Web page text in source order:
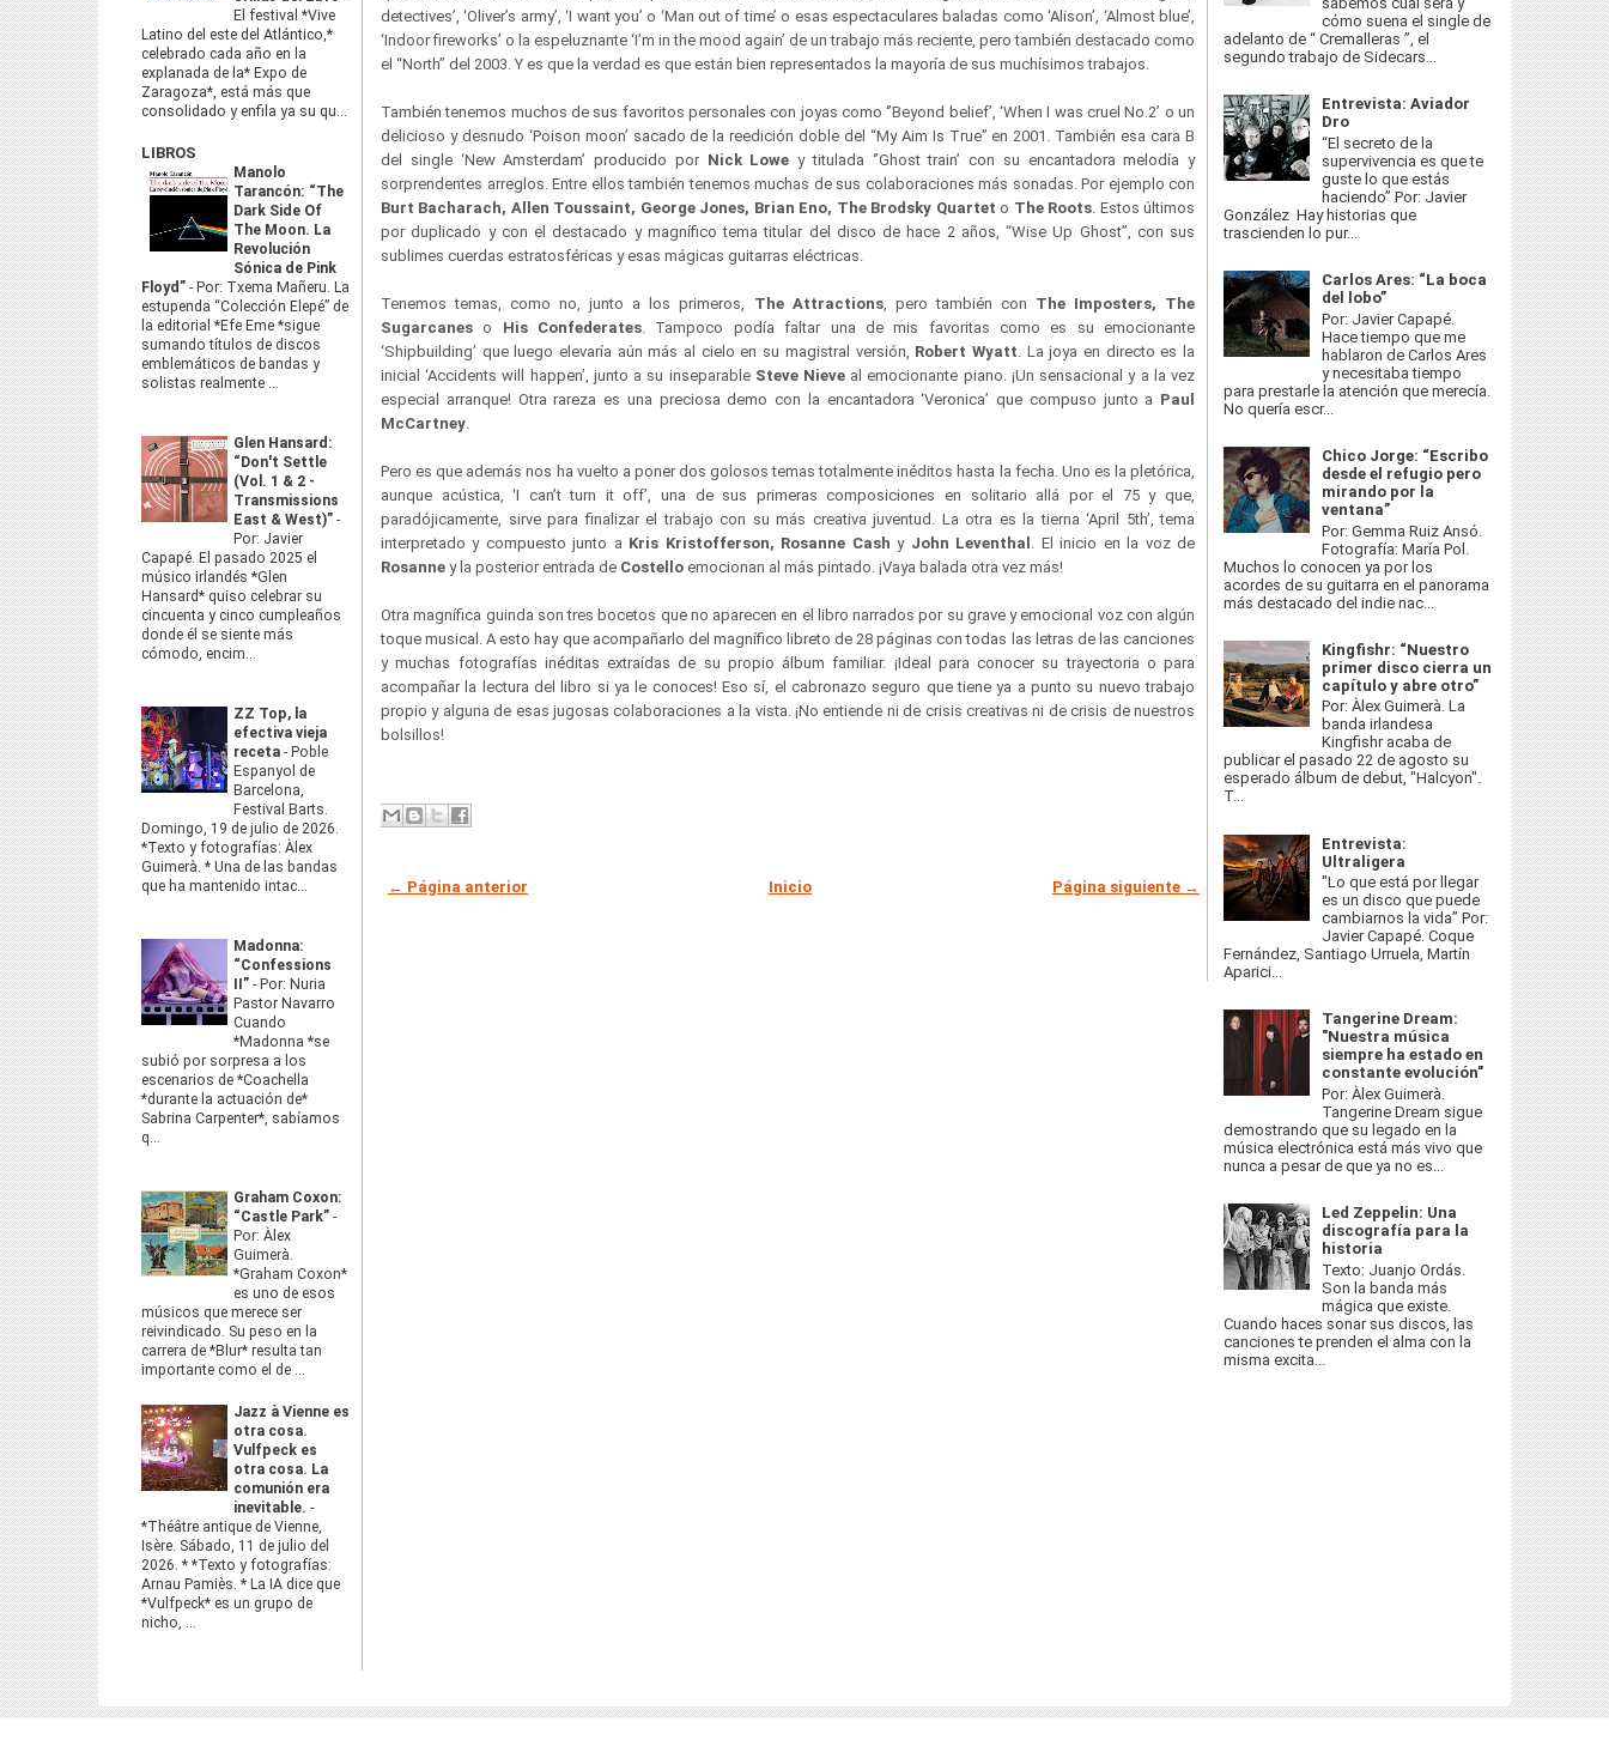
El festival *Vive
Latino del este del Atlántico,*
celebrado cada año en la
explanada de la* Expo de
Zaragoza*, está más que
consolidado y enfila ya su qu...
LIBROS
Manolo
Tarancón: “The
Dark Side Of
The Moon. La
Revolución
Sónica de Pink
Floyd” - Por: Txema Mañeru. La
estupenda “Colección Elepé” de
la editorial *Efe Eme *sigue
sumando títulos de discos
emblemáticos de bandas y
solistas realmente ...
Glen Hansard:
“Don't Settle
(Vol. 1 & 2 -
Transmissions
East & West)” -
Por: Javier
Capapé. El pasado 2025 el
músico irlandés *Glen
Hansard* quiso celebrar su
cincuenta y cinco cumpleaños
donde él se siente más
cómodo, encim...
ZZ Top, la
efectiva vieja
receta - Poble
Espanyol de
Barcelona,
Festival Barts.
Domingo, 19 de julio de 2026.
*Texto y fotografías: Àlex
Guimerà. * Una de las bandas
que ha mantenido intac...
Madonna:
“Confessions
II” - Por: Nuria
Pastor Navarro
Cuando
*Madonna *se
subió por sorpresa a los
escenarios de *Coachella
*durante la actuación de*
Sabrina Carpenter*, sabíamos
q...
Graham Coxon:
“Castle Park” -
Por: Àlex
Guimerà.
*Graham Coxon*
es uno de esos
músicos que merece ser
reivindicado. Su peso en la
carrera de *Blur* resulta tan
importante como el de ...
Jazz à Vienne es
otra cosa.
Vulfpeck es
otra cosa. La
comunión era
inevitable. -
*Théâtre antique de Vienne,
Isère. Sábado, 11 de julio del
2026. * *Texto y fotografías:
Arnau Pamiès. * La IA dice que
*Vulfpeck* es un grupo de
nicho, ...
detectives’, ‘Oliver’s army’, ‘I want you’ o ‘Man out of time’ o esas espectaculares baladas como ‘Alison’, ‘Almost blue’,
‘Indoor fireworks’ o la espeluznante ‘I’m in the mood again’ de un trabajo más reciente, pero también destacado como
el “North” del 2003. Y es que la verdad es que están bien representados la mayoría de sus muchísimos trabajos.
También tenemos muchos de sus favoritos personales con joyas como ‘’Beyond belief’, ‘When I was cruel No.2’ o un
delicioso y desnudo ‘Poison moon’ sacado de la reedición doble del “My Aim Is True” en 2001. También esa cara B
del single ‘New Amsterdam’ producido por Nick Lowe y titulada ‘’Ghost train’ con su encantadora melodía y
sorprendentes arreglos. Entre ellos también tenemos muchas de sus colaboraciones más sonadas. Por ejemplo con
Burt Bacharach, Allen Toussaint, George Jones, Brian Eno, The Brodsky Quartet o The Roots. Estos últimos
por duplicado y con el destacado y magnífico tema titular del disco de hace 2 años, “Wise Up Ghost”, con sus
sublimes cuerdas estratosféricas y esas mágicas guitarras eléctricas.
Tenemos temas, como no, junto a los primeros, The Attractions, pero también con The Imposters, The
Sugarcanes o His Confederates. Tampoco podía faltar una de mis favoritas como es su emocionante
‘Shipbuilding’ que luego elevaría aún más al cielo en su magistral versión, Robert Wyatt. La joya en directo es la
inicial ‘Accidents will happen’, junto a su inseparable Steve Nieve al emocionante piano. ¡Un sensacional y a la vez
especial arranque! Otra rareza es una preciosa demo con la encantadora ‘Veronica’ que compuso junto a Paul
McCartney.
Pero es que además nos ha vuelto a poner dos golosos temas totalmente inéditos hasta la fecha. Uno es la pletórica,
aunque acústica, ‘I can’t turn it off’, una de sus primeras composiciones en solitario allá por el 75 y que,
paradójicamente, sirve para finalizar el trabajo con su más creativa juventud. La otra es la tierna ‘April 5th’, tema
interpretado y compuesto junto a Kris Kristofferson, Rosanne Cash y John Leventhal . El inicio en la voz de
Rosanne y la posterior entrada de Costello emocionan al más pintado. ¡Vaya balada otra vez más!
Otra magnífica guinda son tres bocetos que no aparecen en el libro narrados por su grave y emocional voz con algún
toque musical. A esto hay que acompañarlo del magnífico libreto de 28 páginas con todas las letras de las canciones
y muchas fotografías inéditas extraídas de su propio álbum familiar. ¡Ideal para conocer su trayectoria o para
acompañar la lectura del libro si ya le conoces! Eso sí, el cabronazo seguro que tiene ya a punto su nuevo trabajo
propio y alguna de esas jugosas colaboraciones a la vista. ¡No entiende ni de crisis creativas ni de crisis de nuestros
bolsillos!
← Página anterior Página siguiente →
Inicio
cómo suena el single de
adelanto de “ Cremalleras ”, el
segundo trabajo de Sidecars...
Entrevista: Aviador
Dro
“El secreto de la
supervivencia es que te
guste lo que estás
haciendo” Por: Javier
González Hay historias que
trascienden lo pur...
Carlos Ares: “La boca
del lobo”
Por: Javier Capapé.
Hace tiempo que me
hablaron de Carlos Ares
y necesitaba tiempo
para prestarle la atención que merecía.
No quería escr...
Chico Jorge: “Escribo
desde el refugio pero
mirando por la
ventana”
Por: Gemma Ruiz Ansó.
Fotografía: María Pol.
Muchos lo conocen ya por los
acordes de su guitarra en el panorama
más destacado del indie nac...
Kingfishr: “Nuestro
primer disco cierra un
capítulo y abre otro”
Por: Àlex Guimerà. La
banda irlandesa
Kingfishr acaba de
publicar el pasado 22 de agosto su
esperado álbum de debut, "Halcyon".
T...
Entrevista:
Ultraligera
"Lo que está por llegar
es un disco que puede
cambiarnos la vida” Por:
Javier Capapé. Coque
Fernández, Santiago Urruela, Martín
Aparici...
Tangerine Dream:
"Nuestra música
siempre ha estado en
constante evolución"
Por: Àlex Guimerà.
Tangerine Dream sigue
demostrando que su legado en la
música electrónica está más vivo que
nunca a pesar de que ya no es...
Led Zeppelin: Una
discografía para la
historia
Texto: Juanjo Ordás.
Son la banda más
mágica que existe.
Cuando haces sonar sus discos, las
canciones te prenden el alma con la
misma excita...